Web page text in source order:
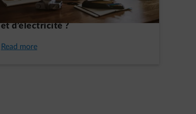
télétravail sur votre conso de gaz
et d’électricité ?
Read more